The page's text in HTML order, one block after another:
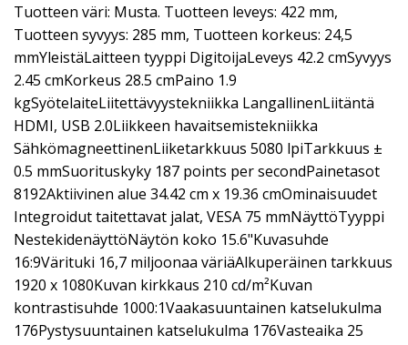
Tuotteen väri: Musta. Tuotteen leveys: 422 mm,
Tuotteen syvyys: 285 mm, Tuotteen korkeus: 24,5
mmYleistäLaitteen tyyppi DigitoijaLeveys 42.2 cmSyvyys
2.45 cmKorkeus 28.5 cmPaino 1.9
kgSyötelaiteLiitettävyystekniikka LangallinenLiitäntä
HDMI, USB 2.0Liikkeen havaitsemistekniikka
SähkömagneettinenLiiketarkkuus 5080 lpiTarkkuus ±
0.5 mmSuorituskyky 187 points per secondPainetasot
8192Aktiivinen alue 34.42 cm x 19.36 cmOminaisuudet
Integroidut taitettavat jalat, VESA 75 mmNäyttöTyyppi
NestekidenäyttöNäytön koko 15.6"Kuvasuhde
16:9Värituki 16,7 miljoonaa väriäAlkuperäinen tarkkuus
1920 x 1080Kuvan kirkkaus 210 cd/m²Kuvan
kontrastisuhde 1000:1Vaakasuuntainen katselukulma
176Pystysuuntainen katselukulma 176Vasteaika 25